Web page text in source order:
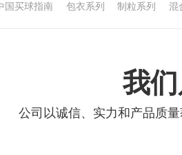
国买球指南 包衣系列 制粒系列 混
我
公司以诚信、实力和产品质